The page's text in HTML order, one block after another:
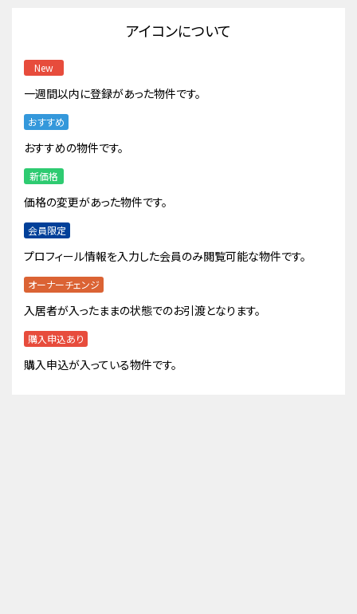
アイコンについて
New
一週間以内に登録があった物件です。
おすすめ
おすすめの物件です。
新価格
価格の変更があった物件です。
会員限定
プロフィール情報を入力した会員のみ閲覧可能な物件です。
オーナーチェンジ
入居者が入ったままの状態でのお引渡となります。
購入申込あり
購入申込が入っている物件です。